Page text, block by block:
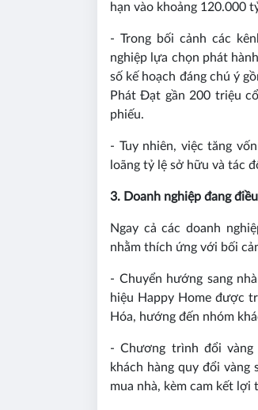
hạn vào khoảng 120.000
- Trong bối cảnh các
nghiệp lựa chọn phát
số kế hoạch đáng chú ý
Phát Đạt gần 200 triệu
phiếu.
- Tuy nhiên, việc tăng
loãng tỷ lệ sở hữu và tác
3. Doanh nghiệp đang
Ngay cả các doanh
nhằm thích ứng với bối
- Chuyển hướng sang
hiệu Happy Home được
Hóa, hướng đến nhóm
- Chương trình đổi
khách hàng quy đổi vàng
mua nhà, kèm cam kết